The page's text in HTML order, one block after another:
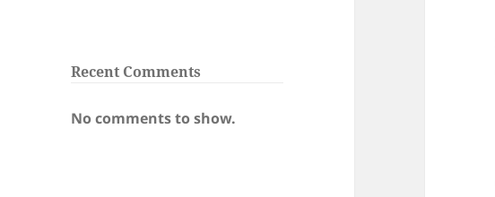
Recent Comments
No comments to show.